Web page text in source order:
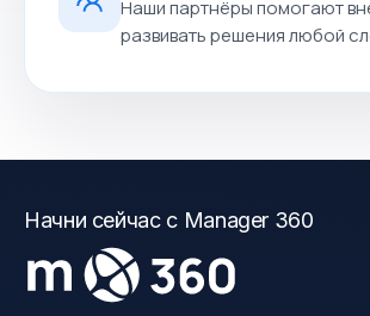
Наши партнёры помогают
развивать решения любой
Начни сейчас с Manager 360